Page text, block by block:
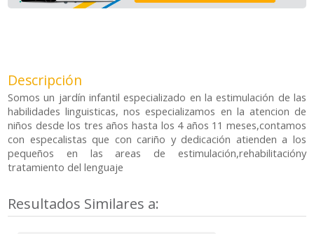
Descripción
Somos un jardín infantil especializado en la estimulación de las
habilidades linguisticas, nos especializamos en la atencion de
niños desde los tres años hasta los 4 años 11 meses,contamos
con especalistas que con cariño y dedicación atienden a los
pequeños en las areas de estimulación,rehabilitacióny
tratamiento del lenguaje
Resultados Similares a: